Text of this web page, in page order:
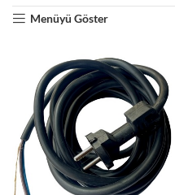
Menüyü Göster